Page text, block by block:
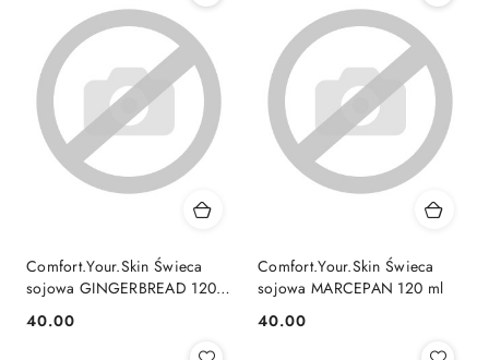
Comfort.Your.Skin Świeca
sojowa GINGERBREAD 120
ml
Cena:
40.00
Comfort.Your.Skin Świeca
sojowa MARCEPAN 120 ml
Cena:
40.00